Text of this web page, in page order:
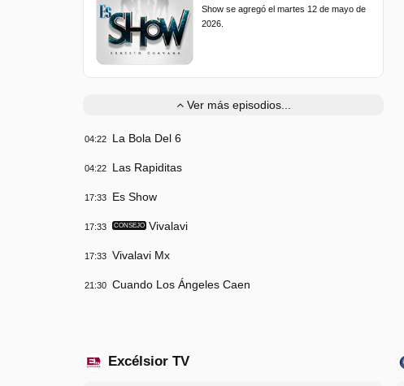
Show se agregó el martes 12 de mayo de
2026.
Ver más episodios...
04:22 La Bola Del 6
04:22 Las Rapiditas
17:33 Es Show
17:33 CONSEJO Vivalavi
17:33 Vivalavi Mx
21:30 Cuando Los Ángeles Caen
Excélsior TV